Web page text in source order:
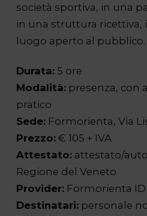
società sportiva, in una
in una struttura ricettiva,
luogo aperto al pubblico.
Durata:5 ore
Modalità:presenza, con
pratico
Sede:Formorienta, Via
Prezzo:€ 105 + IVA
Attestato:attestato/
Regione del Veneto
Provider:Formorienta ID
Destinatari:personale